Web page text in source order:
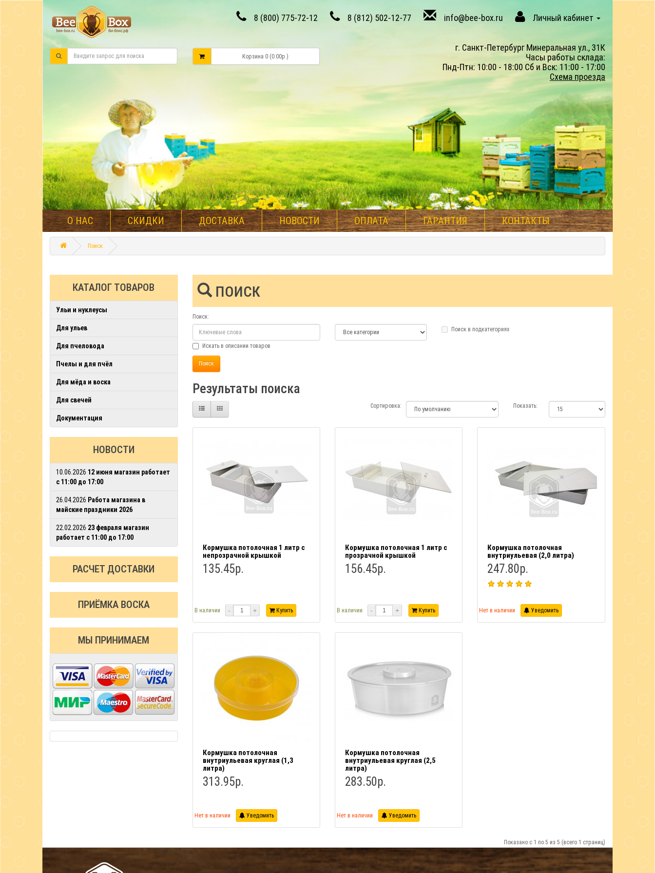
8 (800) 775-72-12 8 (812) 502-12-77 info@bee-box.ru Личный кабинет
Корзина 0 (0.00р.)
г. Санкт-Петербург Минеральная ул., 31К
Часы работы склада:
Пнд-Птн: 10:00 - 18:00 Сб и Вск: 11:00 - 17:00
Схема проезда
О НАС СКИДКИ ДОСТАВКА НОВОСТИ ОПЛАТА ГАРАНТИЯ КОНТАКТЫ
Поиск
КАТАЛОГ ТОВАРОВ
Ульи и нуклеусы
Для ульев
Для пчеловода
Пчелы и для пчёл
Для мёда и воска
Для свечей
Документация
НОВОСТИ
10.06.2026 12 июня магазин работает
с 11:00 до 17:00
26.04.2026 Работа магазина в
майские праздники 2026
22.02.2026 23 февраля магазин
работает с 11:00 до 17:00
РАСЧЕТ ДОСТАВКИ
ПРИЁМКА ВОСКА
МЫ ПРИНИМАЕМ
ПОИСК
Поиск:
Поиск в подкатегориях
Искать в описании товаров
Результаты поиска
Сортировка: Показать:
Кормушка потолочная 1 литр с
непрозрачной крышкой
135.45р.
В наличии - + Купить
Кормушка потолочная 1 литр с
прозрачной крышкой
156.45р.
В наличии - + Купить
Кормушка потолочная
внутриульевая (2,0 литра)
247.80р.
Нет в наличии Уведомить
Кормушка потолочная
внутриульевая круглая (1,3
литра)
313.95р.
Нет в наличии Уведомить
Кормушка потолочная
внутриульевая круглая (2,5
литра)
283.50р.
Нет в наличии Уведомить
Показано с 1 по 5 из 5 (всего 1 страниц)